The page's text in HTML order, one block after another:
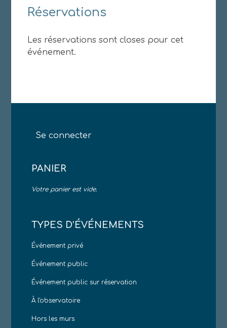
Réservations
Les réservations sont closes pour cet
événement.
Se connecter
PANIER
Votre panier est vide.
TYPES D’ÉVÉNEMENTS
Événement privé
Événement public
Événement public sur réservation
À l'observatoire
Hors les murs